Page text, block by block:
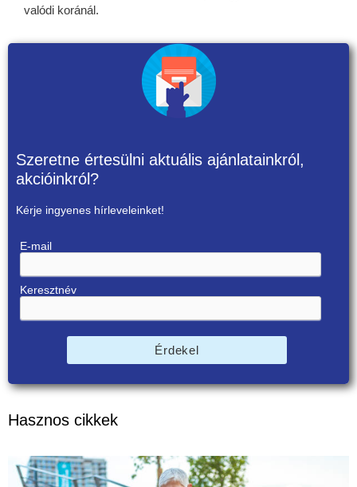
valódi koránál.
Szeretne értesülni aktuális ajánlatainkról,
akcióinkról?
Kérje ingyenes hírleveleinket!
E-mail
Keresztnév
Érdekel
Hasznos cikkek